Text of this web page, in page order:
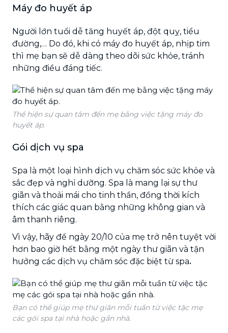
Máy đo huyết áp
Người lớn tuổi dễ tăng huyết áp, đột quỵ, tiểu
đường,… Do đó, khi có máy đo huyết áp, nhịp tim
thì mẹ bạn sẽ dễ dàng theo dõi sức khỏe, tránh
những điều đáng tiếc.
Thể hiện sự quan tâm đến mẹ bằng việc tặng máy đo
huyết áp.
Gói dịch vụ spa
Spa là một loại hình dịch vụ chăm sóc sức khỏe và
sắc đẹp và nghỉ dưỡng. Spa là mang lại sự thư
giãn và thoải mái cho tinh thần, đồng thời kích
thích các giác quan bằng những không gian và
âm thanh riêng.
Vì vậy, hãy để ngày 20/10 của mẹ trở nên tuyệt vời
hơn bao giờ hết bằng một ngày thư giãn và tận
hưởng các dịch vụ chăm sóc đặc biệt từ spa.
Bạn có thể giúp mẹ thư giãn mỗi tuần từ việc tặc mẹ
các gói spa tại nhà hoặc gần nhà.